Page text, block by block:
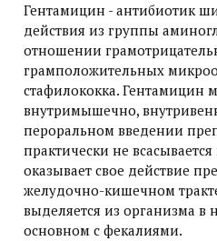
Гентамицин - антибиотик
действия из группы
отношении
грамположительных
стафилококка. Гентамицин
внутримышечно,
пероральном введении
практически не
оказывает свое действие
желудочно-кишечном
выделяется из организма в
основном с фекалиями.